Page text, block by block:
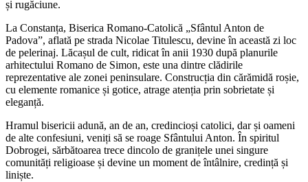
și rugăciune.
La Constanța, Biserica Romano-Catolică „Sfântul Anton de
Padova”, aflată pe strada Nicolae Titulescu, devine în această zi loc
de pelerinaj. Lăcașul de cult, ridicat în anii 1930 după planurile
arhitectului Romano de Simon, este una dintre clădirile
reprezentative ale zonei peninsulare. Construcția din cărămidă roșie,
cu elemente romanice și gotice, atrage atenția prin sobrietate și
eleganță.
Hramul bisericii adună, an de an, credincioși catolici, dar și oameni
de alte confesiuni, veniți să se roage Sfântului Anton. În spiritul
Dobrogei, sărbătoarea trece dincolo de granițele unei singure
comunități religioase și devine un moment de întâlnire, credință și
liniște.